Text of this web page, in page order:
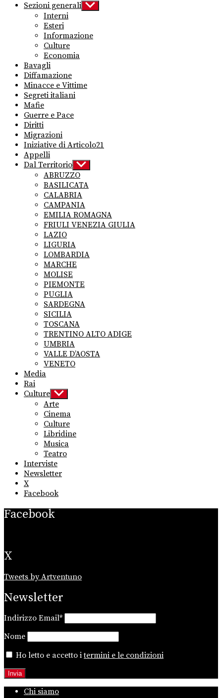
Sezioni generali Show
sub
Interni
Esteri
Informazione
Culture
Economia
Bavagli
Diffamazione
Minacce e Vittime
Segreti italiani
Mafie
Guerre e Pace
Diritti
Migrazioni
Iniziative di Articolo21
Appelli
Dal Territorio Show
sub
menu
ABRUZZO
BASILICATA
CALABRIA
CAMPANIA
EMILIA ROMAGNA
FRIULI VENEZIA GIULIA
LAZIO
LIGURIA
LOMBARDIA
MARCHE
MOLISE
PIEMONTE
PUGLIA
SARDEGNA
SICILIA
TOSCANA
TRENTINO ALTO ADIGE
UMBRIA
VALLE D’AOSTA
VENETO
Media
Rai
Culture Show
sub
menu
Arte
Cinema
Culture
Libridine
Musica
Teatro
Interviste
Newsletter
X
Facebook
Facebook
X
Tweets by Artventuno
Newsletter
Indirizzo Email*
Nome
Ho letto e accetto itermini e le condizioni
Chi siamo